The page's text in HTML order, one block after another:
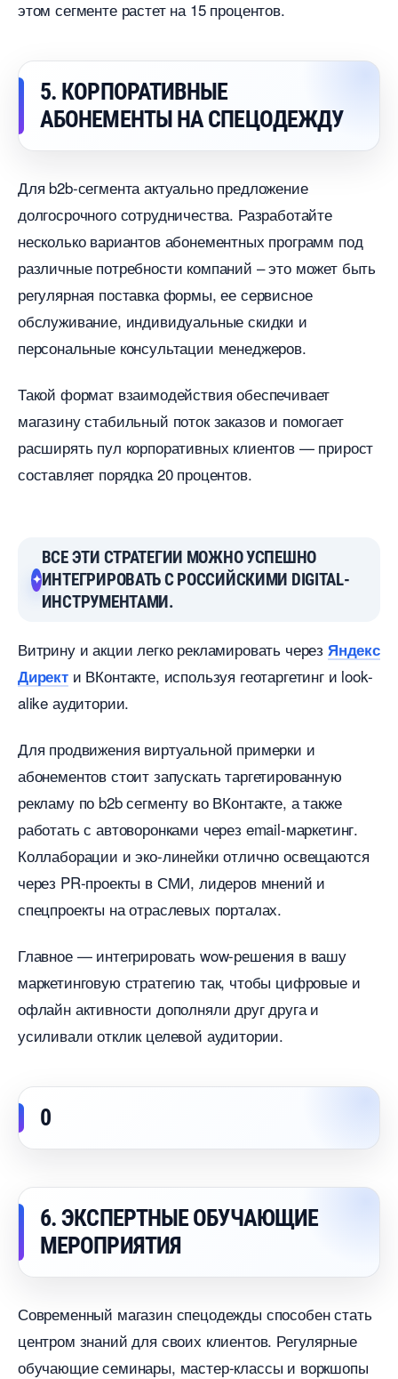
этом сегменте растет на 15 процентов.
5. КОРПОРАТИВНЫЕ
АБОНЕМЕНТЫ НА СПЕЦОДЕЖДУ
Для b2b-сегмента актуально предложение
долгосрочного сотрудничества. Разработайте
несколько вариантов абонементных программ под
различные потребности компаний – это может быть
регулярная поставка формы, ее сервисное
обслуживание, индивидуальные скидки и
персональные консультации менеджеров.
Такой формат взаимодействия обеспечивает
магазину стабильный поток заказов и помогает
расширять пул корпоративных клиентов — прирост
составляет порядка 20 процентов.
СЕ ЭТИ СТРАТЕГИИ МОЖНО УСПЕШНО
ИНТЕГРИРОВАТЬ С РОССИЙСКИМИ DIGITAL-
ИНСТРУМЕНТАМИ.
итрину и акции легко рекламировать через Яндекс
Директи ВКонтакте, используя геотаргетинг и look-
alike аудитории.
Для продвижения виртуальной примерки и
абонементов стоит запускать таргетированную
рекламу по b2b сегменту во ВКонтакте, а также
работать с автоворонками через email-маркетинг.
Коллаборации и эко-линейки отлично освещаются
через PR-проекты в СМИ, лидеров мнений и
спецпроекты на отраслевых порталах.
Главное — интегрировать wow-решения в вашу
маркетинговую стратегию так, чтобы цифровые и
офлайн активности дополняли друг друга и
усиливали отклик целевой аудитории.
0
6. ЭКСПЕРТНЫЕ ОБУЧАЮЩИЕ
МЕРОПРИЯТИЯ
Современный магазин спецодежды способен стать
центром знаний для своих клиентов. Регулярные
обучающие семинары, мастер-классы и воркшопы